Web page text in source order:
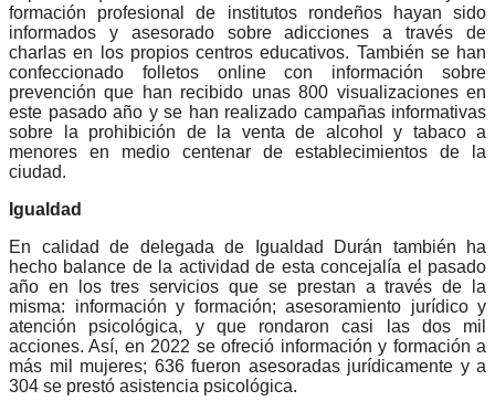
formación profesional de institutos rondeños hayan sido
informados y asesorado sobre adicciones a través de
charlas en los propios centros educativos. También se han
confeccionado folletos online con información sobre
prevención que han recibido unas 800 visualizaciones en
este pasado año y se han realizado campañas informativas
sobre la prohibición de la venta de alcohol y tabaco a
menores en medio centenar de establecimientos de la
ciudad.
Igualdad
En calidad de delegada de Igualdad Durán también ha
hecho balance de la actividad de esta concejalía el pasado
año en los tres servicios que se prestan a través de la
misma: información y formación; asesoramiento jurídico y
atención psicológica, y que rondaron casi las dos mil
acciones. Así, en 2022 se ofreció información y formación a
más mil mujeres; 636 fueron asesoradas jurídicamente y a
304 se prestó asistencia psicológica.